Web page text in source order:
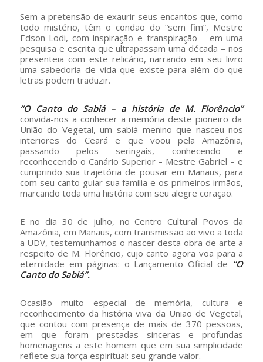
Sem a pretensão de exaurir seus encantos que, como
todo mistério, têm o condão do “sem fim”, Mestre
Edson Lodi, com inspiração e transpiração – em uma
pesquisa e escrita que ultrapassam uma década – nos
presenteia com este relicário, narrando em seu livro
uma sabedoria de vida que existe para além do que
letras podem traduzir.
“O Canto do Sabiá – a história de M. Florêncio”
convida-nos a conhecer a memória deste pioneiro da
União do Vegetal, um sabiá menino que nasceu nos
interiores do Ceará e que voou pela Amazônia,
passando pelos seringais, conhecendo e
reconhecendo o Canário Superior – Mestre Gabriel – e
cumprindo sua trajetória de pousar em Manaus, para
com seu canto guiar sua família e os primeiros irmãos,
marcando toda uma história com seu alegre coração.
E no dia 30 de julho, no Centro Cultural Povos da
Amazônia, em Manaus, com transmissão ao vivo a toda
a UDV, testemunhamos o nascer desta obra de arte a
respeito de M. Florêncio, cujo canto agora voa para a
eternidade em páginas: o Lançamento Oficial de “O
Canto do Sabiá”.
Ocasião muito especial de memória, cultura e
reconhecimento da história viva da União de Vegetal,
que contou com presença de mais de 370 pessoas,
em que foram prestadas sinceras e profundas
homenagens a este homem que em sua simplicidade
reflete sua força espiritual: seu grande valor.